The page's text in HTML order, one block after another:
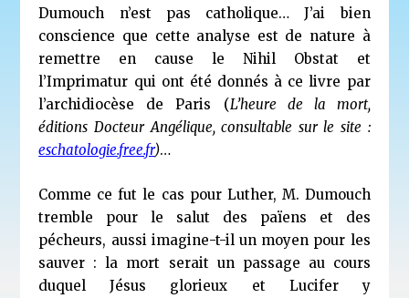
Dumouch n’est pas catholique… J’ai bien
conscience que cette analyse est de nature à
remettre en cause le Nihil Obstat et
l’Imprimatur qui ont été donnés à ce livre par
l’archidiocèse de Paris (L’heure de la mort,
éditions Docteur Angélique,consultable sur le site :
eschatologie.free.fr)…
Comme ce fut le cas pour Luther, M. Dumouch
tremble pour le salut des païens et des
pécheurs, aussi imagine-t-il un moyen pour les
sauver : la mort serait un passage au cours
duquel Jésus glorieux et Lucifer y